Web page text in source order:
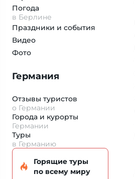
Погода
в Берлине
Праздники и события
Видео
Фото
Германия
Отзывы туристов
о Германии
Города и курорты
Германии
Туры
в Германию
Горящие туры
по всему миру